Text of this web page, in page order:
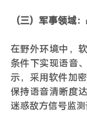
（三）军事领域
在野外环境中，
条件下实现语音
示，采用软件加
保持语音清晰度
迷惑敌方信号监